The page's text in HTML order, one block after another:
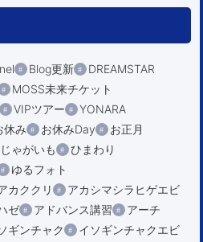
Blog更新
DREAMSTAR
MOSS未来チケット
VIPツアー
YONARA
休み お休みDay
お正月
じゃがいも
ひまわり
ゆるフォト
カククリ
アカシマシラヒゲエビ
ゼ アドバンス講習
アーチ
ギンチャク
イソギンチャクエビ